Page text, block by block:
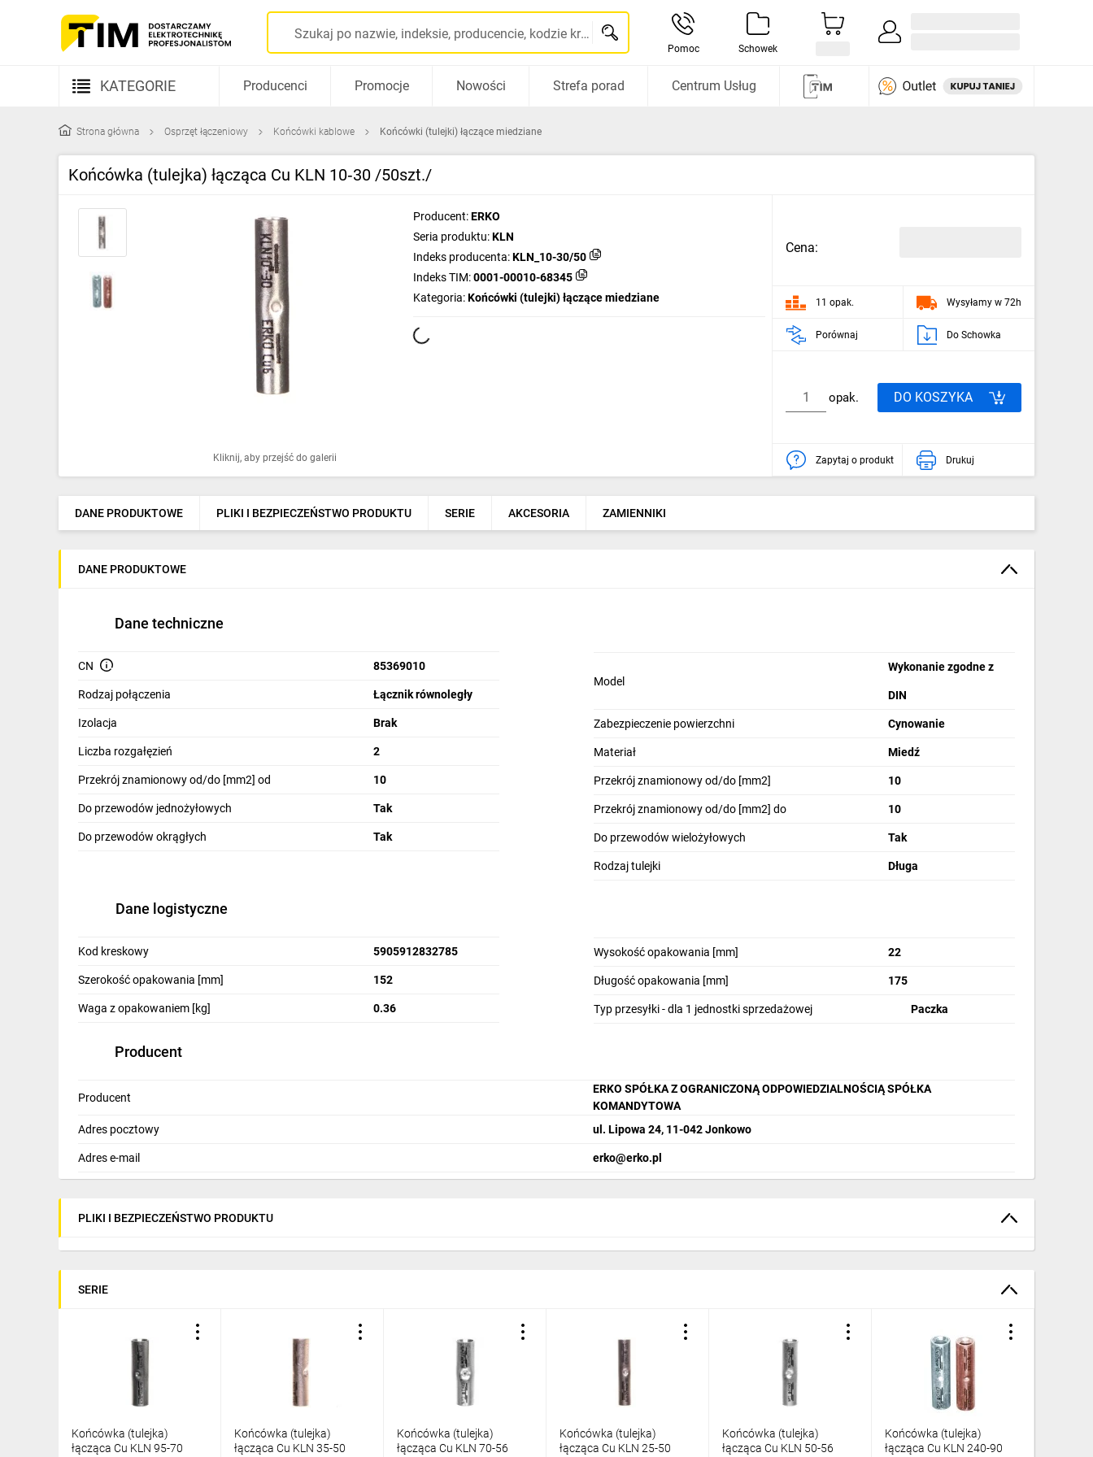
Szukaj po nazwie, indeksie, producencie, kodzie kreskowym...
Pomoc Schowek
KATEGORIE
Kable i przewody
Rozdzielnice i obudowy
Elementy prowadzenia kabli
Fotowoltaika
Gniazda i łączniki
Ogrzewanie
Elektronarzędzia i mierniki
Dom i ogród
Odzież ochronna i BHP
Inne
Budowa i Remont
Smart home
Producenci Promocje Nowości Strefa porad Centrum Usług
Strona główna Osprzęt łączeniowy Końcówki kablowe Końcówki (tulejki) łączące miedziane
Końcówka (tulejka) łącząca Cu KLN 10‑30 /50szt./
Kliknij, aby przejść do galerii
Producent:ERKO
Seria produktu:KLN
Indeks producenta:KLN_10-30/50
Indeks TIM:0001-00010-68345
Kategoria:Końcówki (tulejki) łączące miedziane
Cena:
11 opak. Wysyłamy w 72h
Porównaj Do Schowka
opak. DO KOSZYKA
Zapytaj o produkt Drukuj
DANE PRODUKTOWE PLIKI I BEZPIECZEŃSTWO PRODUKTU SERIE AKCESORIA ZAMIENNIKI
DANE PRODUKTOWE
Dane techniczne
CN 85369010
Rodzaj połączenia Łącznik równoległy
Izolacja Brak
Liczba rozgałęzień 2
Przekrój znamionowy od/do [mm2] od 10
Do przewodów jednożyłowych Tak
Do przewodów okrągłych Tak
Model
Wykonanie zgodne z
DIN
Zabezpieczenie powierzchni Cynowanie
Materiał Miedź
Przekrój znamionowy od/do [mm2] 10
Przekrój znamionowy od/do [mm2] do 10
Do przewodów wielożyłowych Tak
Rodzaj tulejki Długa
Dane logistyczne
Kod kreskowy 5905912832785
Szerokość opakowania [mm] 152
Waga z opakowaniem [kg] 0.36
Wysokość opakowania [mm] 22
Długość opakowania [mm] 175
Typ przesyłki - dla 1 jednostki sprzedażowej Paczka
Producent
Producent
ERKO SPÓŁKA Z OGRANICZONĄ ODPOWIEDZIALNOŚCIĄ SPÓŁKA
KOMANDYTOWA
Adres pocztowy
ul. Lipowa 24, 11-042 Jonkowo
Adres e-mail erko@erko.pl
PLIKI I BEZPIECZEŃSTWO PRODUKTU
SERIE
Końcówka (tulejka)
łącząca Cu KLN 95-70
Końcówka (tulejka)
łącząca Cu KLN 35-50
Końcówka (tulejka)
łącząca Cu KLN 70-56
Końcówka (tulejka)
łącząca Cu KLN 25-50
Końcówka (tulejka)
łącząca Cu KLN 50-56
Końcówka (tulejka)
łącząca Cu KLN 240-90